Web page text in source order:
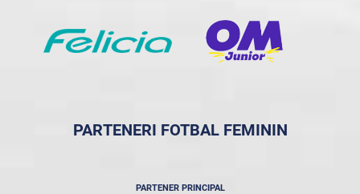
PARTENERI FOTBAL FEMININ
PARTENER PRINCIPAL